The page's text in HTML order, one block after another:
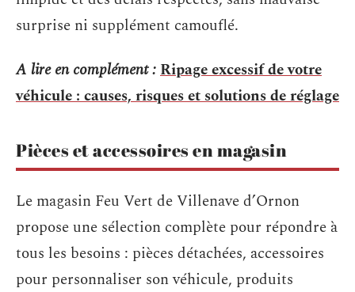
surprise ni supplément camouflé.
A lire en complément :Ripage excessif de votre
véhicule : causes, risques et solutions de réglage
Pièces et accessoires en magasin
Le magasin Feu Vert de Villenave d’Ornon
propose une sélection complète pour répondre à
tous les besoins : pièces détachées, accessoires
pour personnaliser son véhicule, produits